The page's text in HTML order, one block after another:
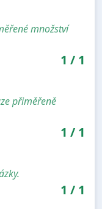
množství
1 / 1
přiměřeně
1 / 1
1 / 1